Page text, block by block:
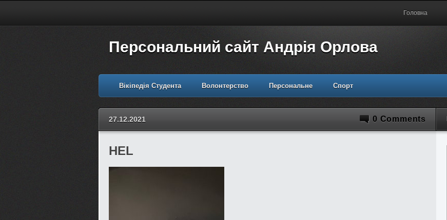
Головна
Персональний сайт Андрія Орлова
Вікіпедія Студента Волонтерство Персональне Спорт
27.12.2021 0 Comments
HEL